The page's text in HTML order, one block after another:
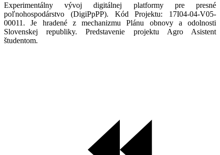
Experimentálny vývoj digitálnej platformy pre presné
poľnohospodárstvo (DigiPpPP). Kód Projektu: 17I04-04-V05-
00011. Je hradené z mechanizmu Plánu obnovy a odolnosti
Slovenskej republiky. Predstavenie projektu Agro Asistent
študentom.